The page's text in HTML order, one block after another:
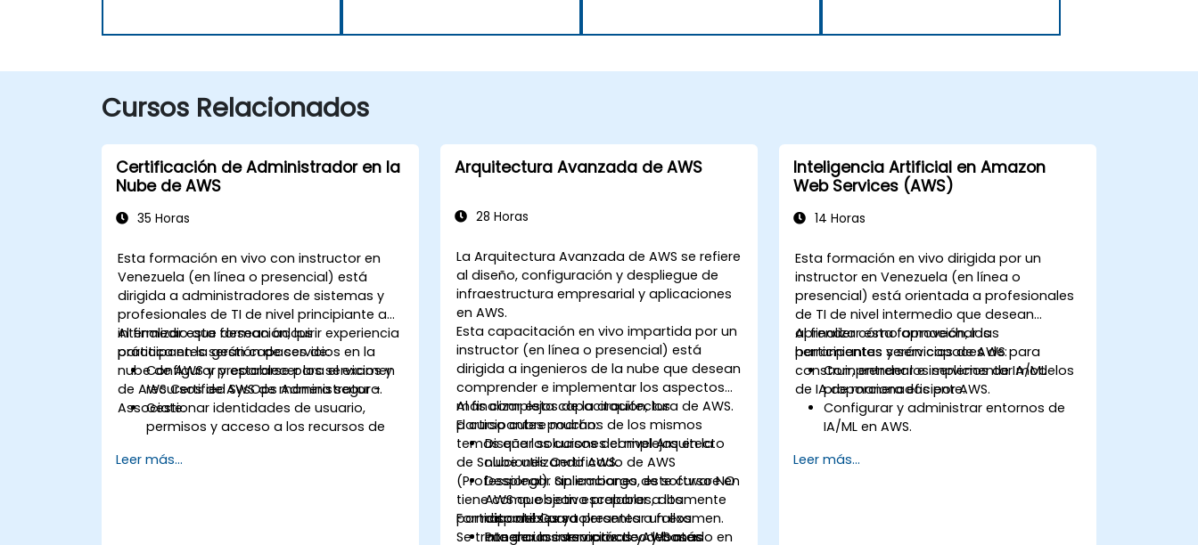
Cursos Relacionados
Certificación de Administrador en la
Nube de AWS
35 Horas
Esta formación en vivo con instructor en
Venezuela (en línea o presencial) está
dirigida a administradores de sistemas y
profesionales de TI de nivel principiante a
intermedio que desean adquirir experiencia
práctica en la gestión de servicios en la
nube de AWS y prepararse para el examen
de AWS Certified SysOps Administrator -
Associate.
Al finalizar esta formación, los
participantes serán capaces de:
Configurar y establecer los servicios y
recursos de AWS de manera segura.
Gestionar identidades de usuario,
permisos y acceso a los recursos de
Diseñar e implementar sistemas
Leer más...
Arquitectura Avanzada de AWS
28 Horas
La Arquitectura Avanzada de AWS se refiere
al diseño, configuración y despliegue de
infraestructura empresarial y aplicaciones
en AWS.
Esta capacitación en vivo impartida por un
instructor (en línea o presencial) está
dirigida a ingenieros de la nube que desean
comprender e implementar los aspectos
más complejos de la arquitectura de AWS.
El curso cubre muchos de los mismos
temas que los cursos del nivel Arquitecto
de Soluciones Certificado de AWS
(Professional). Sin embargo, este curso NO
tiene como objetivo preparar a los
participantes para presentar un examen.
Se trata de un curso práctico y basado en
Al finalizar esta capacitación, los
participantes podrán:
Diseñar soluciones complejas en la
nube utilizando AWS.
Desplegar aplicaciones de software en
AWS que sean escalables, altamente
disponibles y tolerantes a fallos.
Integrar los servicios de AWS más
Formato del Curso
Ponencias interactivas y debates.
Inteligencia Artificial en Amazon
Web Services (AWS)
14 Horas
Esta formación en vivo dirigida por un
instructor en Venezuela (en línea o
presencial) está orientada a profesionales
de TI de nivel intermedio que desean
aprender cómo aprovechar las
herramientas y servicios de AWS para
construir, entrenar e implementar modelos
de IA de manera eficiente.
Al finalizar esta formación, los
participantes serán capaces de:
Comprender los servicios de IA/ML
proporcionados por AWS.
Configurar y administrar entornos de
IA/ML en AWS.
construcción, entrenamiento e
Leer más...